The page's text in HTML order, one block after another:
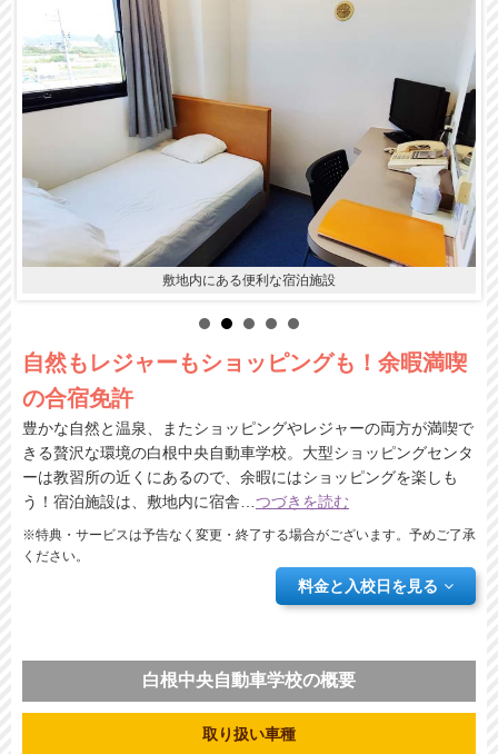
敷地内にある便利な宿泊施設
自然もレジャーもショッピングも！余暇満喫
の合宿免許
豊かな自然と温泉、またショッピングやレジャーの両方が満喫で
きる贅沢な環境の白根中央自動車学校。大型ショッピングセンタ
ーは教習所の近くにあるので、余暇にはショッピングを楽しも
う！宿泊施設は、敷地内に宿舎
つづきを読む
※特典・サービスは予告なく変更・終了する場合がございます。予めご了承
ください。
料金と入校日を見る
白根中央自動車学校の概要
取り扱い車種